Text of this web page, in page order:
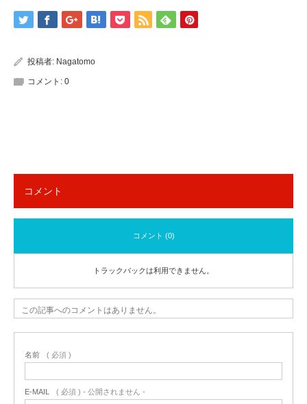
投稿者: Nagatomo
コメント: 0
コメント
コメント (0)
トラックバックは利用できません。
この記事へのコメントはありません。
名前 ( 必須 )
E-MAIL ( 必須 ) - 公開されません -